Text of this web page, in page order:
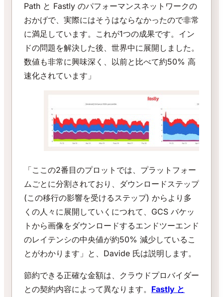
Path と Fastly のパフォーマンスネットワークの
おかげで、実際にはそうはならなかったので非常
に満足しています。これが1つの成果です。イン
ドの問題を解決した後、世界中に展開しました。
数値も非常に興味深く、以前と比べて約50% 高
速化されています」
「ここの2番目のプロットでは、プラットフォー
ムごとに分割されており、ダウンロードステップ
(この移行の影響を受けるステップ) からより多
くの人々に展開していくにつれて、GCS バケッ
トから画像をダウンロードするエンドツーエンド
のレイテンシの中央値が約50% 減少しているこ
とがわかります」と、Davide 氏は説明します。
節約できる正確な金額は、クラウドプロバイダー
との契約内容によって異なります。 Fastly と